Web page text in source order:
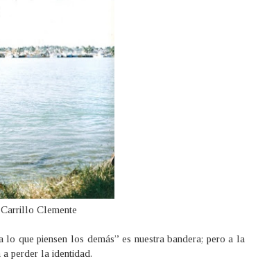
Clemente
lo que piensen los demás” es nuestra bandera; pero a la
perder la identidad.